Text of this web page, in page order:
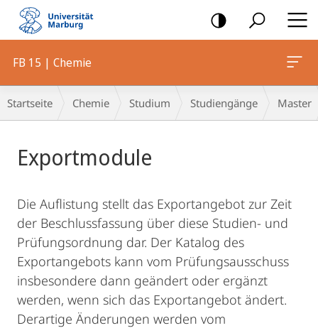
Mobile-
Navigation
FB 15 | Chemie
Breadcrumb-
Navigation
Startseite Chemie Studium Studiengänge Master
Exportmodule
Die Auflistung stellt das Exportangebot zur Zeit
der Beschlussfassung über diese Studien- und
Prüfungsordnung dar. Der Katalog des
Exportangebots kann vom Prüfungsausschuss
insbesondere dann geändert oder ergänzt
werden, wenn sich das Exportangebot ändert.
Derartige Änderungen werden vom